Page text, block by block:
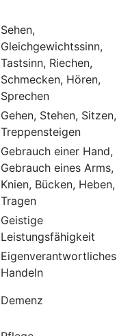
Sehen,
Gleichgewichtssinn,
Tastsinn, Riechen,
Schmecken, Hören,
Sprechen
Gehen, Stehen, Sitzen,
Treppensteigen
Gebrauch einer Hand,
Gebrauch eines Arms,
Knien, Bücken, Heben,
Tragen
Geistige
Leistungsfähigkeit
Eigenverantwortliches
Handeln
Demenz